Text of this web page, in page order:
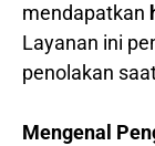
mendapatkan
Layanan ini
penolakan
Mengenal